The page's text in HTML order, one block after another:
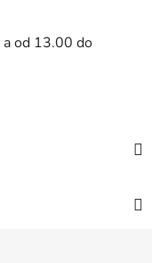
od 13.00 do